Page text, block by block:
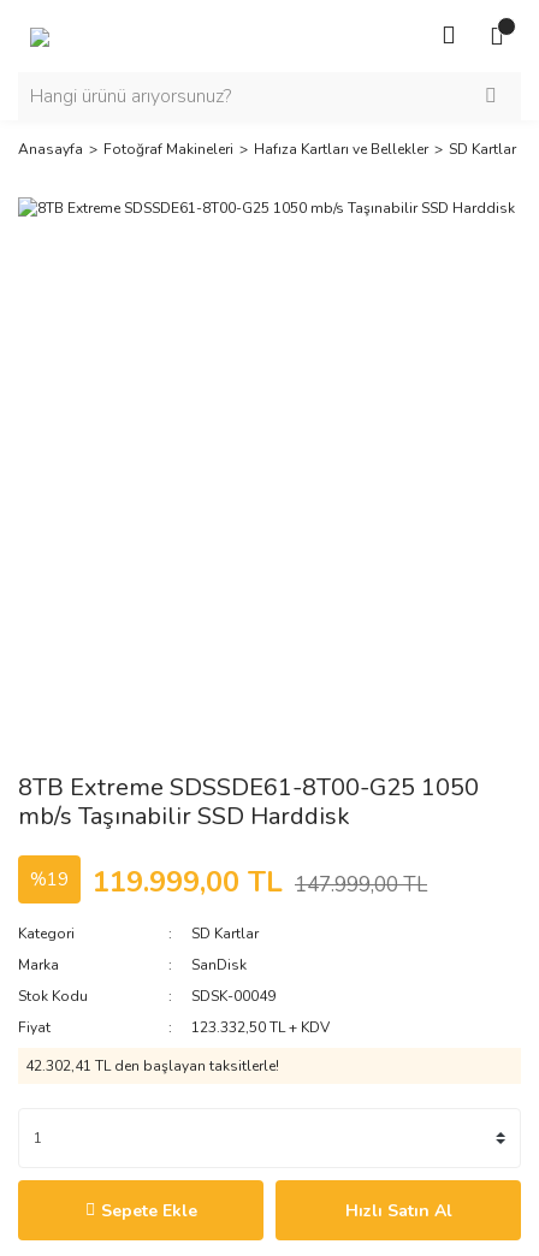
Anasayfa Fotoğraf Makineleri Hafıza Kartları ve Bellekler SD Kartlar
8TB Extreme SDSSDE61-8T00-G25 1050
mb/s Taşınabilir SSD Harddisk
%19 119.999,00 TL 147.999,00 TL
Kategori
SD Kartlar
Marka
SanDisk
Stok Kodu
SDSK-00049
Fiyat
123.332,50 TL + KDV
42.302,41 TL den başlayan taksitlerle!
Sepete Ekle Hızlı Satın Al